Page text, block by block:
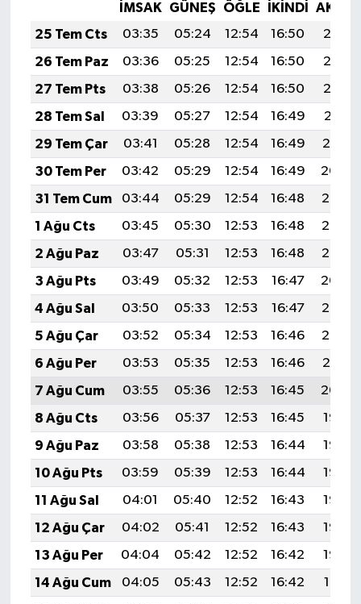
İMSAK GÜNEŞ ÖĞLE İKINDI
25 Tem Cts
03:35 05:24 12:54 16:50
20:13
26 Tem Paz
03:36 05:25 12:54 16:50
20:13
27 Tem Pts
03:38 05:26 12:54 16:50
20:12
28 Tem Sal
03:39 05:27 12:54 16:49
20:11
29 Tem Çar
03:41 05:28 12:54 16:49
20:10
30 Tem Per
03:42 05:29 12:54 16:49
20:09
31 Tem Cum
03:44 05:29 12:54 16:48
20:08
1 Ağu Cts
03:45 05:30 12:53 16:48
20:07
2 Ağu Paz
03:47 05:31 12:53 16:48
20:05
3 Ağu Pts
03:49 05:32 12:53 16:47
20:04
4 Ağu Sal
03:50 05:33 12:53 16:47
20:03
5 Ağu Çar
03:52 05:34 12:53 16:46
20:02
6 Ağu Per
03:53 05:35 12:53 16:46
20:01
7 Ağu Cum
03:55 05:36 12:53 16:45
20:00
8 Ağu Cts
03:56 05:37 12:53 16:45
19:58
9 Ağu Paz
03:58 05:38 12:53 16:44
19:57
10 Ağu Pts
03:59 05:39 12:53 16:44
19:56
11 Ağu Sal
04:01 05:40 12:52 16:43
19:55
12 Ağu Çar
04:02 05:41 12:52 16:43
19:53
13 Ağu Per
04:04 05:42 12:52 16:42
19:52
14 Ağu Cum
04:05 05:43 12:52 16:42
19:51